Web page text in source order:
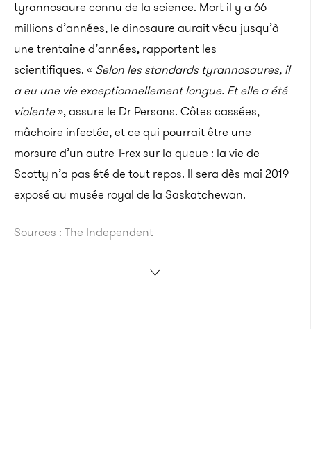
tyrannosaure connu de la science. Mort il y a 66
millions d’années, le dinosaure aurait vécu jusqu’à
une trentaine d’années, rapportent les
scientifiques. « Selon les standards tyrannosaures, il
a eu une vie exceptionnellement longue. Et elle a été
violente», assure le Dr Persons. Côtes cassées,
mâchoire infectée, et ce qui pourrait être une
morsure d’un autre T-rex sur la queue : la vie de
Scotty n’a pas été de tout repos. Il sera dès mai 2019
exposé au musée royal de la Saskatchewan.
Sources : The Independent